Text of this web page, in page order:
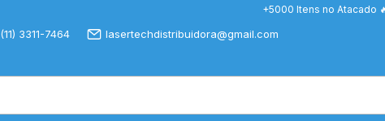
+5000 Itens no Atacado
(11) 3311-7464 lasertechdistribuidora@gmail.com